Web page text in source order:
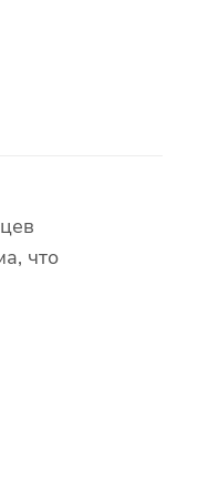
что